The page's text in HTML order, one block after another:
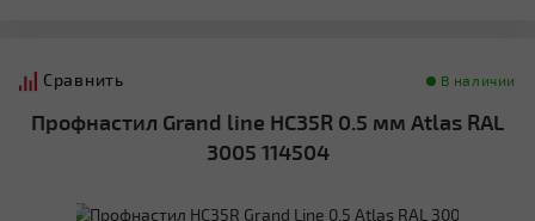
Сравнить В наличии
Профнастил Grand line HC35R 0.5 мм Atlas RAL
3005 114504